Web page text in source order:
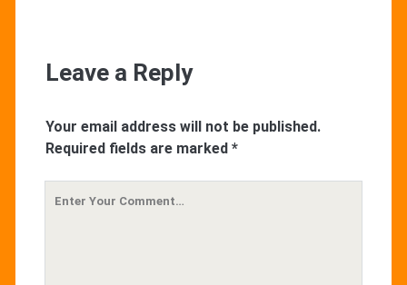
Leave a Reply
Your email address will not be published.
Required fields are marked *